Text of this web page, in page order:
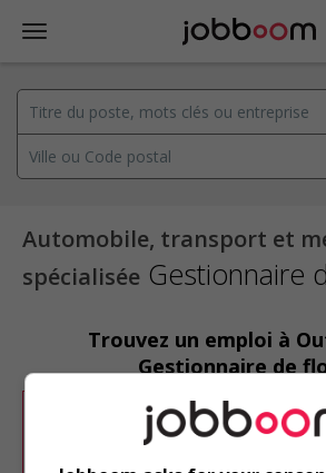
Automobile, transport et
spécialisée Gestionnaire
Trouvez un emploi à
Gestionnaire de
Désolé, cette recherche n'a
résultat.